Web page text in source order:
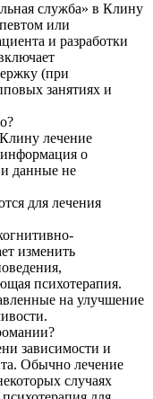
служба» в Клину
или
и разработки
(при
занятиях и
лечение
о
и данные не
для лечения
изменить
психотерапия.
на улучшение
зависимости и
Обычно лечение
случаях